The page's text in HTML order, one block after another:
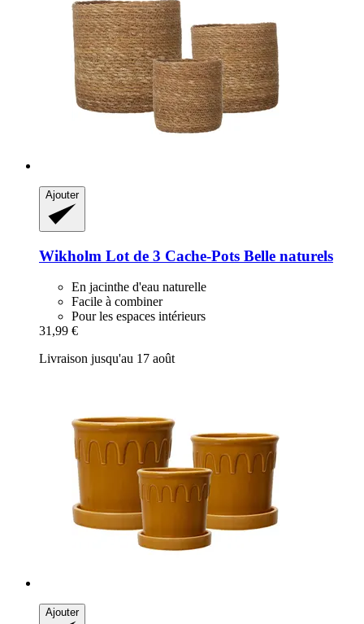
Ajouter
Wikholm Lot de 3 Cache-​Pots Belle naturels
En jacinthe d'eau naturelle
Facile à combiner
Pour les espaces intérieurs
31,99 €
Livraison jusqu'au 17 août
Ajouter